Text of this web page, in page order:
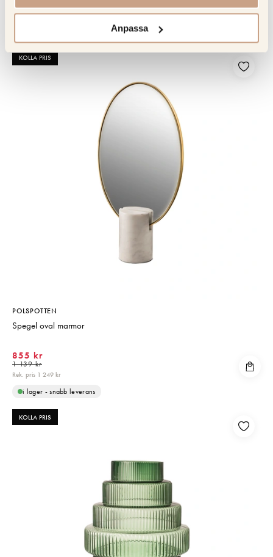
Anpassa
579 kr
KOLLA PRIS
POLSPOTTEN
Spegel oval marmor
855 kr
1 139 kr
Rek. pris 1 249 kr
i lager - snabb leverans
KOLLA PRIS